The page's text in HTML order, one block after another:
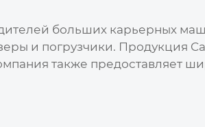
больших карьерных
и погрузчики. Продукция
также предоставляет